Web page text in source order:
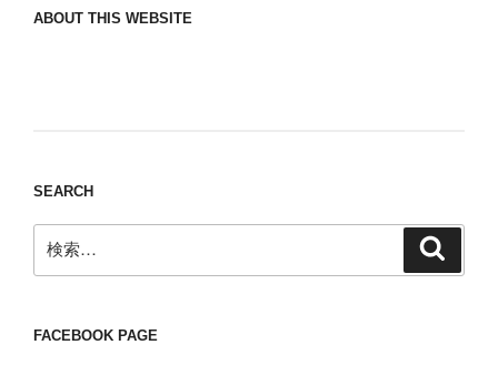
ABOUT THIS WEBSITE
SEARCH
索:
FACEBOOK PAGE